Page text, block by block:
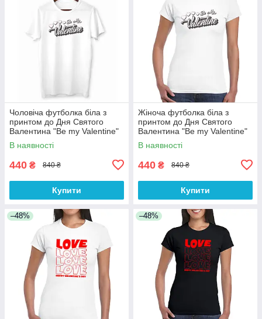
Чоловіча футболка біла з
принтом до Дня Святого
Валентина "Be my Valentine"
Push IT
В наявності
440 ₴ 840 ₴
Купити
Жіноча футболка біла з
принтом до Дня Святого
Валентина "Be my Valentine"
Push IT
В наявності
440 ₴ 840 ₴
Купити
–48% –48%